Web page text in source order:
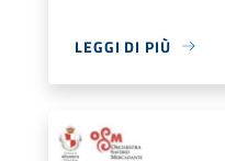
LEGGI DI PIÙ